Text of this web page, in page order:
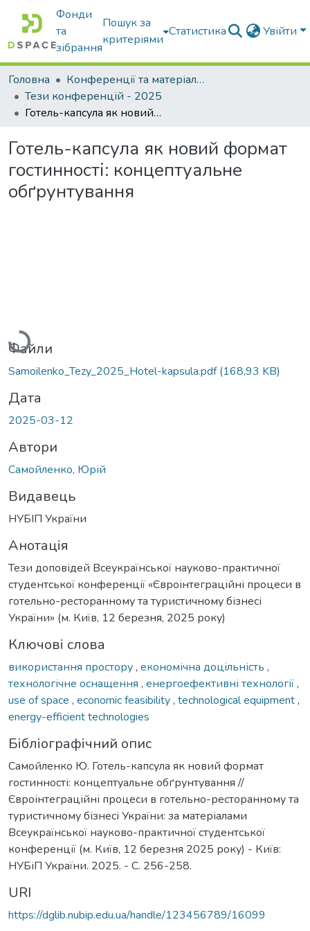
Фонди
та
зібрання
Пошук за
критеріями
Статистика Увійти
Головна
Конференції та матеріали конференцій
Тези конференцій - 2025
Готель-капсула як новий формат гостинності: концептуальне обґрунтування
Готель-капсула як новий формат
гостинності: концептуальне
обґрунтування
Вантажиться...
Файли
Samoilenko_Tezy_2025_Hotel-kapsula.pdf(168,93 KB)
Дата
2025-03-12
Автори
Самойленко, Юрій
Видавець
НУБІП України
Анотація
Тези доповідей Всеукраїнської науково-практичної
студентської конференції «Євроінтеграційні процеси в
готельно-ресторанному та туристичному бізнесі
України» (м. Київ, 12 березня, 2025 року)
Ключові слова
використання простору, економічна доцільність ,
технологічне оснащення , енергоефективні технології,
use of space , economic feasibility, technological equipment,
energy-efficient technologies
Бібліографічний опис
Самойленко Ю. Готель-капсула як новий формат
гостинності: концептуальне обґрунтування //
Євроінтеграційні процеси в готельно-ресторанному та
туристичному бізнесі України: за матеріалами
Всеукраїнської науково-практичної студентської
конференції (м. Київ, 12 березня 2025 року) - Київ:
НУБіП України. 2025. - С. 256-258.
URI
https://dglib.nubip.edu.ua/handle/123456789/16099